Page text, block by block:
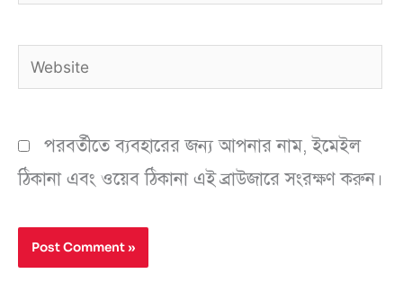
Website
পরবর্তীতে ব্যবহারের জন্য আপনার নাম, ইমেইল
ঠিকানা এবং ওয়েব ঠিকানা এই ব্রাউজারে সংরক্ষণ করুন।